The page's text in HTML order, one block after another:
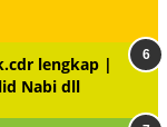
lengkap |
Nabi dll